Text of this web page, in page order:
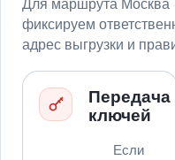
Для маршрута Москва
фиксируем
адрес выгрузки и
Передача
ключей
Если